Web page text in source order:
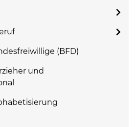
(BFD)
und